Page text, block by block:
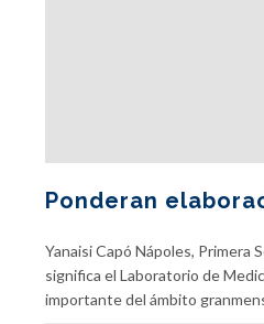
Ponderan
Yanaisi Capó Nápoles, Primera
significa el Laboratorio de
importante del ámbito